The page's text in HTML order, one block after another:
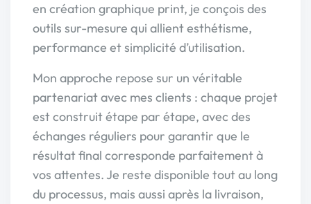
en création graphique print, je conçois des
outils sur-mesure qui allient esthétisme,
performance et simplicité d’utilisation.
Mon approche repose sur un véritable
partenariat avec mes clients : chaque projet
est construit étape par étape, avec des
échanges réguliers pour garantir que le
résultat final corresponde parfaitement à
vos attentes. Je reste disponible tout au long
du processus, mais aussi après la livraison,